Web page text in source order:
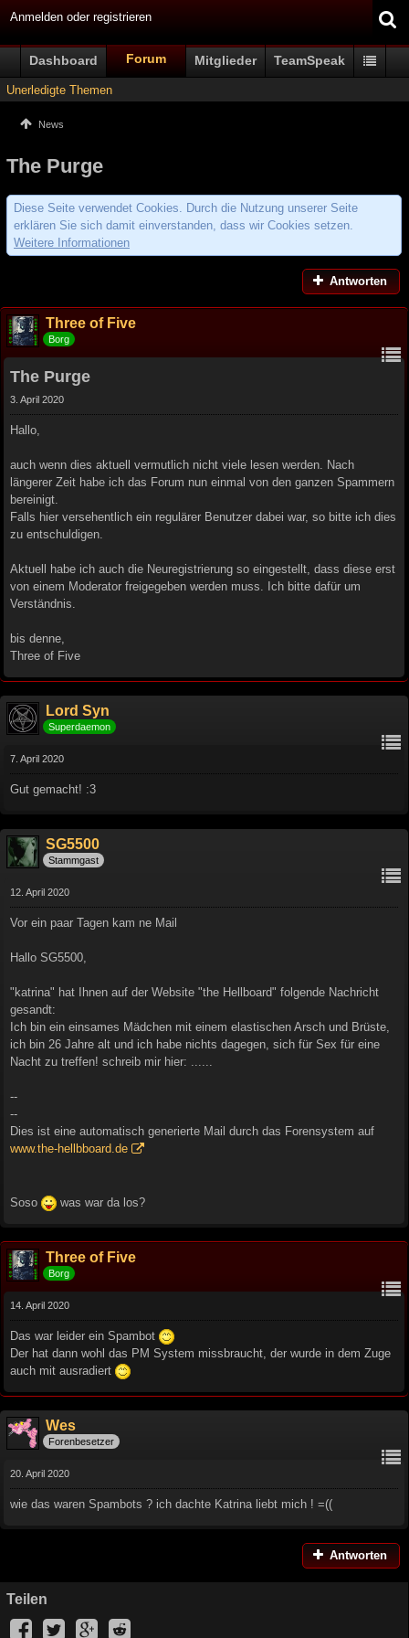
Anmelden oder registrieren
Dashboard Forum Mitglieder TeamSpeak
Unerledigte Themen
News
The Purge
Diese Seite verwendet Cookies. Durch die Nutzung unserer Seite
erklären Sie sich damit einverstanden, dass wir Cookies setzen.
Weitere Informationen
Antworten
Three of Five
Borg
The Purge
3. April 2020
Hallo,
auch wenn dies aktuell vermutlich nicht viele lesen werden. Nach
längerer Zeit habe ich das Forum nun einmal von den ganzen Spammern
bereinigt.
Falls hier versehentlich ein regulärer Benutzer dabei war, so bitte ich dies
zu entschuldigen.
Aktuell habe ich auch die Neuregistrierung so eingestellt, dass diese erst
von einem Moderator freigegeben werden muss. Ich bitte dafür um
Verständnis.
bis denne,
Three of Five
Lord Syn
Superdaemon
7. April 2020
Gut gemacht! :3
SG5500
Stammgast
12. April 2020
Vor ein paar Tagen kam ne Mail
Hallo SG5500,
"katrina" hat Ihnen auf der Website "the Hellboard" folgende Nachricht
gesandt:
Ich bin ein einsames Mädchen mit einem elastischen Arsch und Brüste,
ich bin 26 Jahre alt und ich habe nichts dagegen, sich für Sex für eine
Nacht zu treffen! schreib mir hier: ......
--
--
Dies ist eine automatisch generierte Mail durch das Forensystem auf
www.the-hellbboard.de
Soso was war da los?
Three of Five
Borg
14. April 2020
Das war leider ein Spambot
Der hat dann wohl das PM System missbraucht, der wurde in dem Zuge
auch mit ausradiert
Wes
Forenbesetzer
20. April 2020
wie das waren Spambots ? ich dachte Katrina liebt mich ! =((
Antworten
Teilen